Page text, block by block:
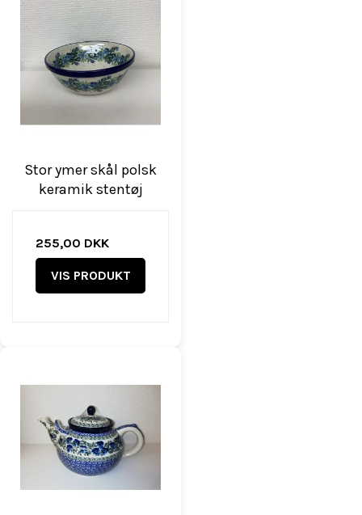
Stor ymer skål polsk
keramik stentøj
255,00 DKK
VIS PRODUKT